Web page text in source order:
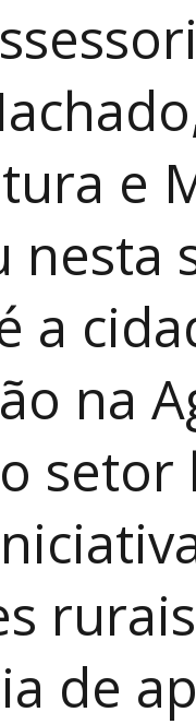
e
nesta
a
na
de